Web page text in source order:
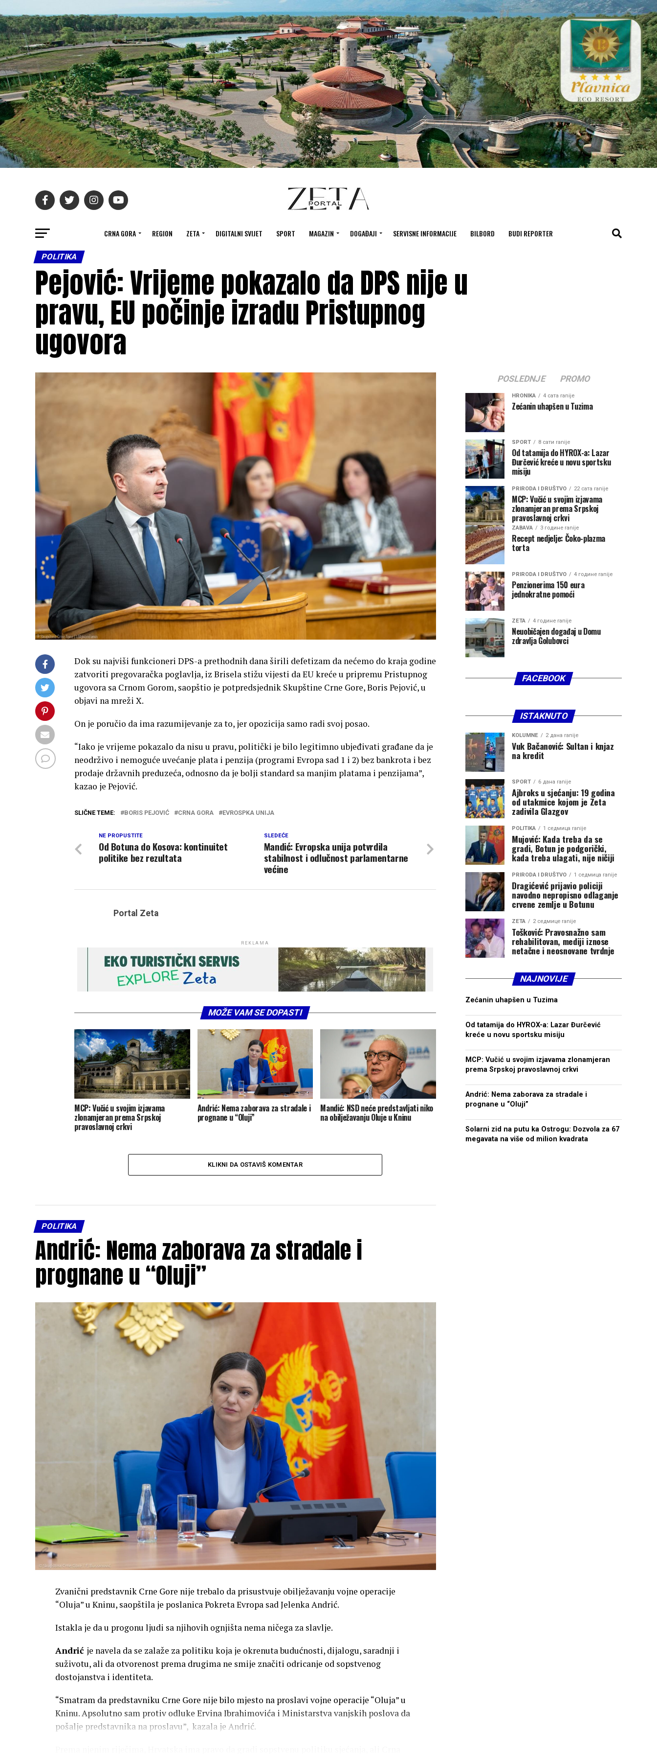
CRNA GORA REGION ZETA DIGITALNI SVIJET SPORT MAGAZIN DOGAĐAJI SERVISNE INFORMACIJE BILBORD BUDI REPORTER
POLITIKA
Pejović: Vrijeme pokazalo da DPS nije u
pravu, EU počinje izradu Pristupnog
ugovora
Dok su najviši funkcioneri DPS-a prethodnih dana širili defetizam da nećemo do kraja godine
zatvoriti pregovaračka poglavlja, iz Brisela stižu vijesti da EU kreće u pripremu Pristupnog
ugovora sa Crnom Gorom, saopštio je potpredsjednik Skupštine Crne Gore, Boris Pejović, u
objavi na mreži X.
On je poručio da ima razumijevanje za to, jer opozicija samo radi svoj posao.
“Iako je vrijeme pokazalo da nisu u pravu, politički je bilo legitimno ubjeđivati građane da je
neodrživo i nemoguće uvećanje plata i penzija (programi Evropa sad 1 i 2) bez bankrota i bez
prodaje državnih preduzeća, odnosno da je bolji standard sa manjim platama i penzijama”,
kazao je Pejović.
SLIČNE TEME: BORIS PEJOVIĆ CRNA GORA EVROSPKA UNIJA
SLEDEĆE
Mandić: Evropska unija potvrdila
stabilnost i odlučnost parlamentarne
većine
NE PROPUSTITE
Od Botuna do Kosova: kontinuitet
politike bez rezultata
Portal Zeta
REKLAMA
MOŽE VAM SE DOPASTI
MCP: Vučić u svojim izjavama
zlonamjeran prema Srpskoj
pravoslavnoj crkvi
Andrić: Nema zaborava za stradale i
prognane u “Oluji”
Mandić: NSD neće predstavljati niko
na obilježavanju Oluje u Kninu
KLIKNI DA OSTAVIŠ KOMENTAR
POLITIKA
Andrić: Nema zaborava za stradale i
prognane u “Oluji”
Zvanični predstavnik Crne Gore nije trebalo da prisustvuje obilježavanju vojne operacije
“Oluja” u Kninu, saopštila je poslanica Pokreta Evropa sad Jelenka Andrić.
Istakla je da u progonu ljudi sa njihovih ognjišta nema ničega za slavlje.
Andrić je navela da se zalaže za politiku koja je okrenuta budućnosti, dijalogu, saradnji i
suživotu, ali da otvorenost prema drugima ne smije značiti odricanje od sopstvenog
dostojanstva i identiteta.
“Smatram da predstavniku Crne Gore nije bilo mjesto na proslavi vojne operacije “Oluja” u
Kninu. Apsolutno sam protiv odluke Ervina Ibrahimovića i Ministarstva vanjskih poslova da
pošalje predstavnika na proslavu”, kazala je Andrić.
POSLEDNJE PROMO
HRONIKA 4 сата ranije
Zećanin uhapšen u Tuzima
SPORT 8 сати ranije
Od tatamija do HYROX-a: Lazar
Đurčević kreće u novu sportsku
misiju
PRIRODA I DRUŠTVO 22 сата ranije
MCP: Vučić u svojim izjavama
zlonamjeran prema Srpskoj
pravoslavnoj crkvi
ZABAVA 3 године ranije
Recept nedjelje: Čoko-plazma
torta
PRIRODA I DRUŠTVO 4 године ranije
Penzionerima 150 eura
jednokratne pomoći
ZETA 4 године ranije
Neuobičajen događaj u Domu
zdravlja Golubovci
FACEBOOK
ISTAKNUTO
KOLUMNE 2 дана ranije
Vuk Bačanović: Sultan i knjaz
na kredit
SPORT 6 дана ranije
Ajbroks u sjećanju: 19 godina
od utakmice kojom je Zeta
zadivila Glazgov
POLITIKA 1 седмица ranije
Mujović: Kada treba da se
gradi, Botun je podgorički,
kada treba ulagati, nije ničiji
PRIRODA I DRUŠTVO 1 седмица ranije
Dragićević prijavio policiji
navodno nepropisno odlaganje
crvene zemlje u Botunu
ZETA 2 седмице ranije
Tošković: Pravosnažno sam
rehabilitovan, mediji iznose
netačne i neosnovane tvrdnje
NAJNOVIJE
Zećanin uhapšen u Tuzima
Od tatamija do HYROX-a: Lazar Đurčević
kreće u novu sportsku misiju
MCP: Vučić u svojim izjavama zlonamjeran
prema Srpskoj pravoslavnoj crkvi
Andrić: Nema zaborava za stradale i
prognane u “Oluji”
Solarni zid na putu ka Ostrogu: Dozvola za 67
megavata na više od milion kvadrata